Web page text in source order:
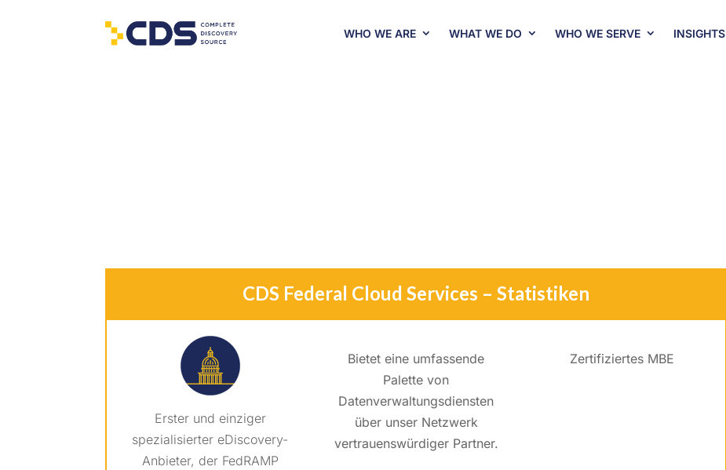
WHO WE ARE WHAT WE DO WHO WE SERVE INSIGHTS
CDS Federal Cloud Services – Statistiken
Erster und einziger
spezialisierter eDiscovery-
Anbieter, der FedRAMP
Bietet eine umfassende
Palette von
Datenverwaltungsdiensten
über unser Netzwerk
vertrauenswürdiger Partner.
Zertifiziertes MBE